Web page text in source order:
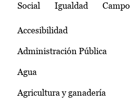
Social Igualdad Campo
Accesibilidad
Administración Pública
Agua
Agricultura y ganadería